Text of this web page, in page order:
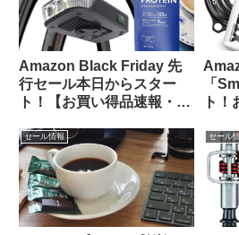
Amazon Black Friday 先
行セール本日からスター
ト！【お買い得品速報・
「
ト
プし
セール情報 セール